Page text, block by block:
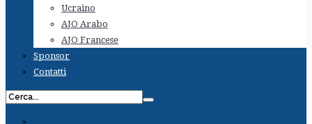
Ucraino
AJO Arabo
AJO Francese
Sponsor
Contatti